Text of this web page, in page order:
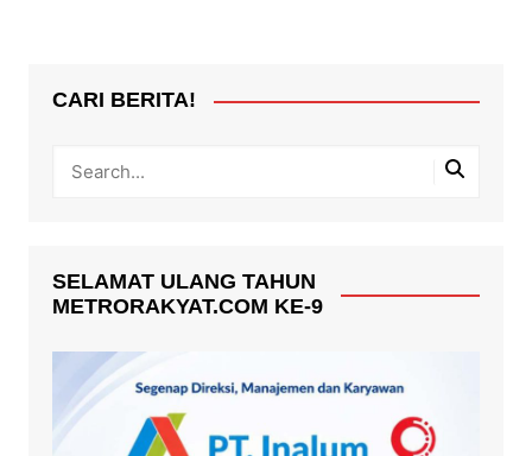
CARI BERITA!
SELAMAT ULANG TAHUN
METRORAKYAT.COM KE-9